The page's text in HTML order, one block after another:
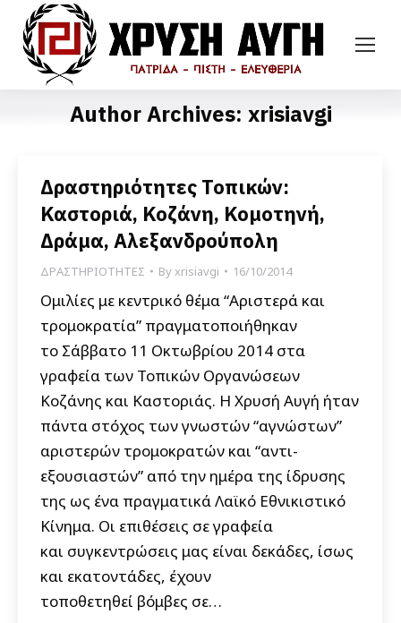
Author Archives: xrisiavgi
Δραστηριότητες Τοπικών:
Καστοριά, Κοζάνη, Κομοτηνή,
Δράμα, Αλεξανδρούπολη
ΔΡΑΣΤΗΡΙΟΤΗΤΕΣ Byxrisiavgi 16/10/2014
Ομιλίες με κεντρικό θέμα “Αριστερά και
τρομοκρατία” πραγματοποιήθηκαν
το Σάββατο 11 Οκτωβρίου 2014 στα
γραφεία των Τοπικών Οργανώσεων
Κοζάνης και Καστοριάς. Η Χρυσή Αυγή ήταν
πάντα στόχος των γνωστών “αγνώστων”
αριστερών τρομοκρατών και “αντι-
εξουσιαστών” από την ημέρα της ίδρυσης
της ως ένα πραγματικά Λαϊκό Εθνικιστικό
Κίνημα. Οι επιθέσεις σε γραφεία
και συγκεντρώσεις μας είναι δεκάδες, ίσως
και εκατοντάδες, έχουν
τοποθετηθεί βόμβες σε…